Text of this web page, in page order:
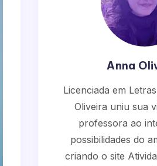
Anna
Licenciada em
Oliveira uniu sua
professora ao
possibilidades do
criando o site